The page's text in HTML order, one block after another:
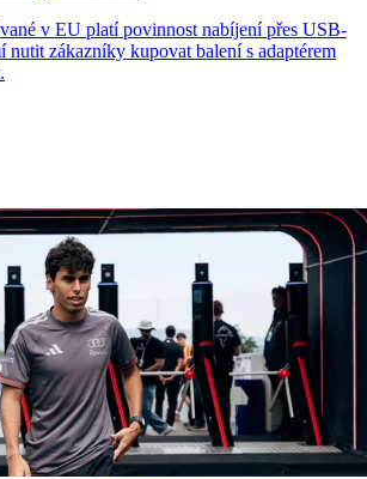
v EU platí povinnost nabíjení přes USB-
nutit zákazníky kupovat balení s adaptérem